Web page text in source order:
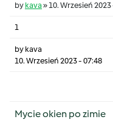
by kava »10. Wrzesień 2023
1
by kava
10. Wrzesień 2023 - 07:48
Mycie okien po zimie